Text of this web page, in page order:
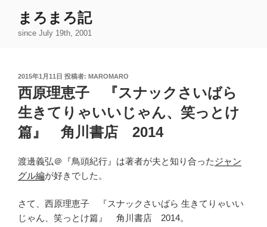
まろまろ記
since July 19th, 2001
投
稿
日:
2015年1月11日 投稿者: MAROMARO
西原理恵子 『スナックさいばら
生きてりゃいいじゃん、笑っとけ
篇』 角川書店 2014
渡邊義弘＠『鳥頭紀行』は著者が夫と知り合ったジャン
グル編が好きでした。
さて、西原理恵子 『スナックさいばら 生きてりゃいい
じゃん、笑っとけ篇』 角川書店 2014。